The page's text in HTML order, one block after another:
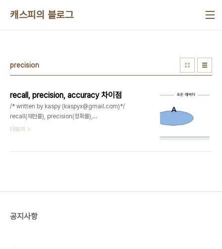
캐스피의 블로그
precision
recall, precision, accuracy 차이점
/* written by kaspy (kaspyx@gmail.com)*/
recall(재현률), precision(정확률),
accuracy(정확도) 이 용어는 검색이나 정답률, 정
정보를 요청했을때, 거기에 맞는 정보를 제공해주는
더보기
공지사항